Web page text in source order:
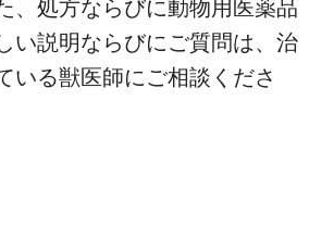
、処方ならびに動物用医薬品
い説明ならびにご質問は、治
いる獣医師にご相談くださ